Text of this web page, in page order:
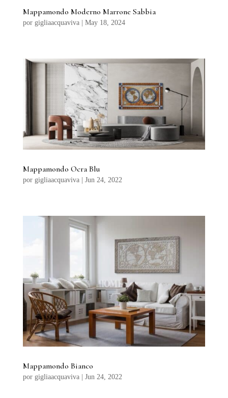
Mappamondo Moderno Marrone Sabbia
por gigliaacquaviva| May 18, 2024
Mappamondo Ocra Blu
por gigliaacquaviva| Jun 24, 2022
Mappamondo Bianco
por gigliaacquaviva| Jun 24, 2022